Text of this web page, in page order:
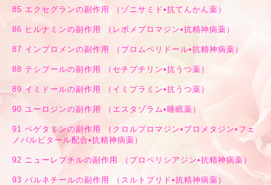
85 エクセグランの副作用 （ゾニサミド•抗てんかん薬）
86 ヒルナミンの副作用 （レボメプロマジン•抗精神病薬）
87 インプロメンの副作用 （ブロムペリドール•抗精神病薬）
88 テシプールの副作用 （セチプチリン•抗うつ薬）
89 イミドールの副作用 （イミプラミン•抗うつ薬）
90 ユーロジンの副作用 （エスタゾラム•睡眠薬）
91 ベゲタミンの副作用 （クロルプロマジン•プロメタジン•フェ
ノバルビタール配合•抗精神病薬）
92 ニューレプチルの副作用 （プロペリシアジン•抗精神病薬）
93 バルネチールの副作用 （スルトプリド•抗精神病薬）